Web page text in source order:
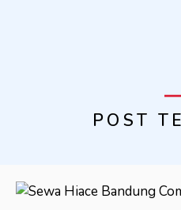
POST